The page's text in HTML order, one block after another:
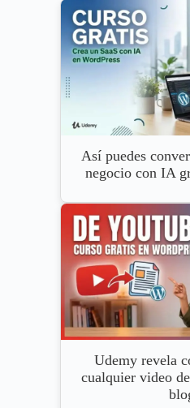
Así puedes
negocio con IA
Udemy revela
cualquier video